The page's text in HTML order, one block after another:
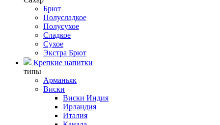
Брют
Полусладкое
Полусухое
Сладкое
Сухое
Экстра Брют
Крепкие напитки
типы
Арманьяк
Виски
Виски Индия
Ирландия
Италия